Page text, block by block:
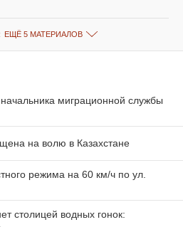
ЕЩЁ 5 МАТЕРИАЛОВ
миграционной службы
на волю в Казахстане
режима на 60 км/ч по ул.
столицей водных гонок: